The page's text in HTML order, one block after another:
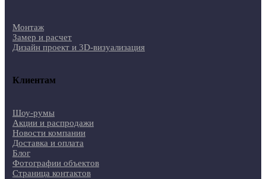
Монтаж
Замер и расчет
Дизайн проект и 3D-визуализация
Клиентам
Шоу-румы
Акции и распродажи
Новости компании
Доставка и оплата
Блог
Фотографии объектов
Страница контактов